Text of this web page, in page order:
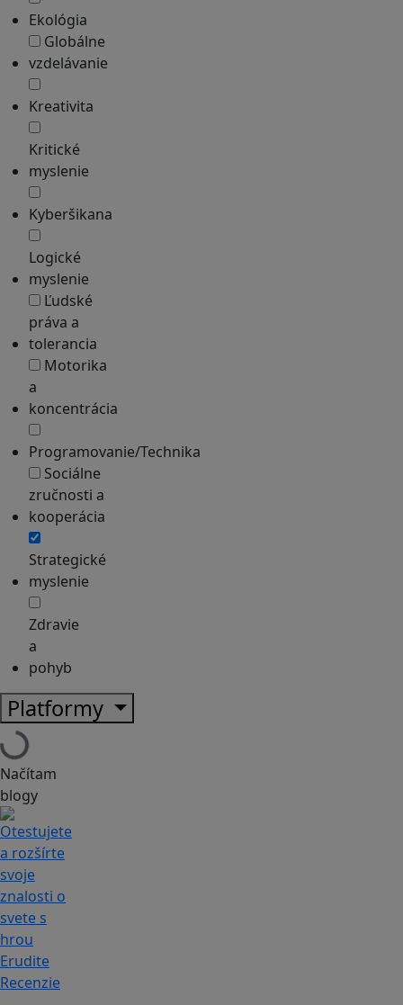
Ekológia
Globálne
vzdelávanie
Kreativita
Kritické
myslenie
Kyberšikana
Logické
myslenie
Ľudské
práva a
tolerancia
Motorika
a
koncentrácia
Programovanie/Technika
Sociálne
zručnosti a
kooperácia
Strategické
myslenie
Zdravie
a
pohyb
Platformy
Načítam
blogy
Recenzie